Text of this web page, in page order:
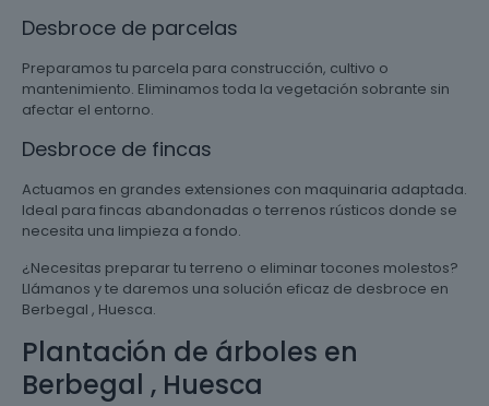
Desbroce de parcelas
Preparamos tu parcela para construcción, cultivo o
mantenimiento. Eliminamos toda la vegetación sobrante sin
afectar el entorno.
Desbroce de fincas
Actuamos en grandes extensiones con maquinaria adaptada.
Ideal para fincas abandonadas o terrenos rústicos donde se
necesita una limpieza a fondo.
¿Necesitas preparar tu terreno o eliminar tocones molestos?
Llámanos y te daremos una solución eficaz de desbroce en
Berbegal , Huesca.
Plantación de árboles en
Berbegal , Huesca